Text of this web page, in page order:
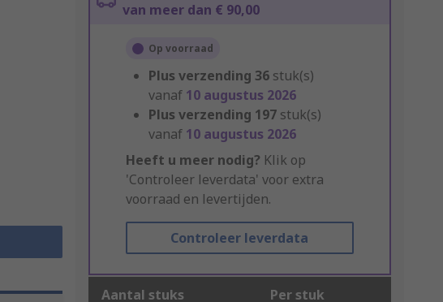
van meer dan € 90,00
Op voorraad
Plus verzending 36 stuk(s)
vanaf 10 augustus 2026
Plus verzending 197 stuk(s)
vanaf 10 augustus 2026
Heeft u meer nodig? Klik op
'Controleer leverdata' voor extra
voorraad en levertijden.
Controleer leverdata
Aantal stuks Per stuk